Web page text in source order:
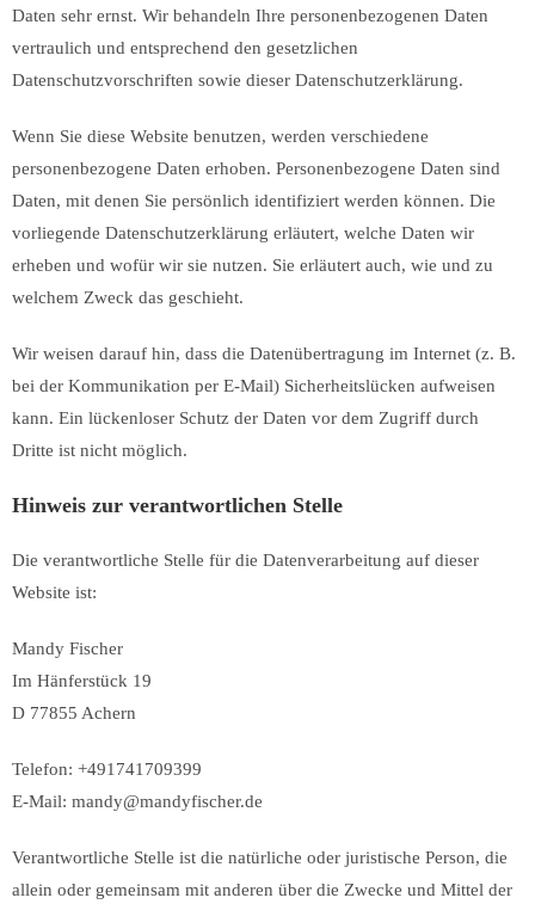
Daten sehr ernst. Wir behandeln Ihre personenbezogenen Daten
vertraulich und entsprechend den gesetzlichen
Datenschutzvorschriften sowie dieser Datenschutzerklärung.
Wenn Sie diese Website benutzen, werden verschiedene
personenbezogene Daten erhoben. Personenbezogene Daten sind
Daten, mit denen Sie persönlich identifiziert werden können. Die
vorliegende Datenschutzerklärung erläutert, welche Daten wir
erheben und wofür wir sie nutzen. Sie erläutert auch, wie und zu
welchem Zweck das geschieht.
Wir weisen darauf hin, dass die Datenübertragung im Internet (z. B.
bei der Kommunikation per E-Mail) Sicherheitslücken aufweisen
kann. Ein lückenloser Schutz der Daten vor dem Zugriff durch
Dritte ist nicht möglich.
Hinweis zur verantwortlichen Stelle
Die verantwortliche Stelle für die Datenverarbeitung auf dieser
Website ist:
Mandy Fischer
Im Hänferstück 19
D 77855 Achern
Telefon: +491741709399
E-Mail: mandy@mandyfischer.de
Verantwortliche Stelle ist die natürliche oder juristische Person, die
allein oder gemeinsam mit anderen über die Zwecke und Mittel der